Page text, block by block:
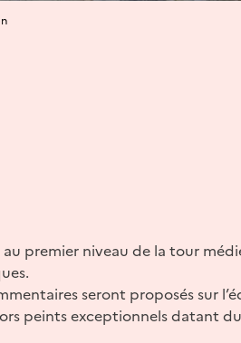
premier niveau de la tour
seront proposés sur
peints exceptionnels datant